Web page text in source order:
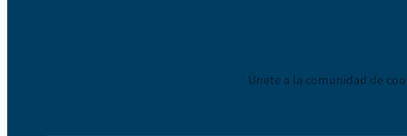
Únete a la comunidad de